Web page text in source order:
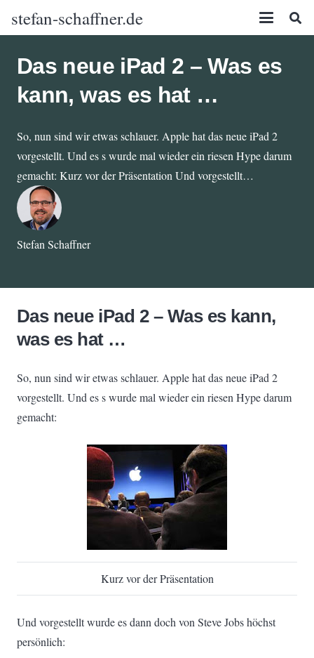
stefan-schaffner.de
Das neue iPad 2 – Was es
kann, was es hat …
So, nun sind wir etwas schlauer. Apple hat das neue iPad 2
vorgestellt. Und es s wurde mal wieder ein riesen Hype darum
gemacht: Kurz vor der Präsentation Und vorgestellt…
Stefan Schaffner
Das neue iPad 2 – Was es kann,
was es hat …
So, nun sind wir etwas schlauer. Apple hat das neue iPad 2
vorgestellt. Und es s wurde mal wieder ein riesen Hype darum
gemacht:
Kurz vor der Präsentation
Und vorgestellt wurde es dann doch von Steve Jobs höchst
persönlich: